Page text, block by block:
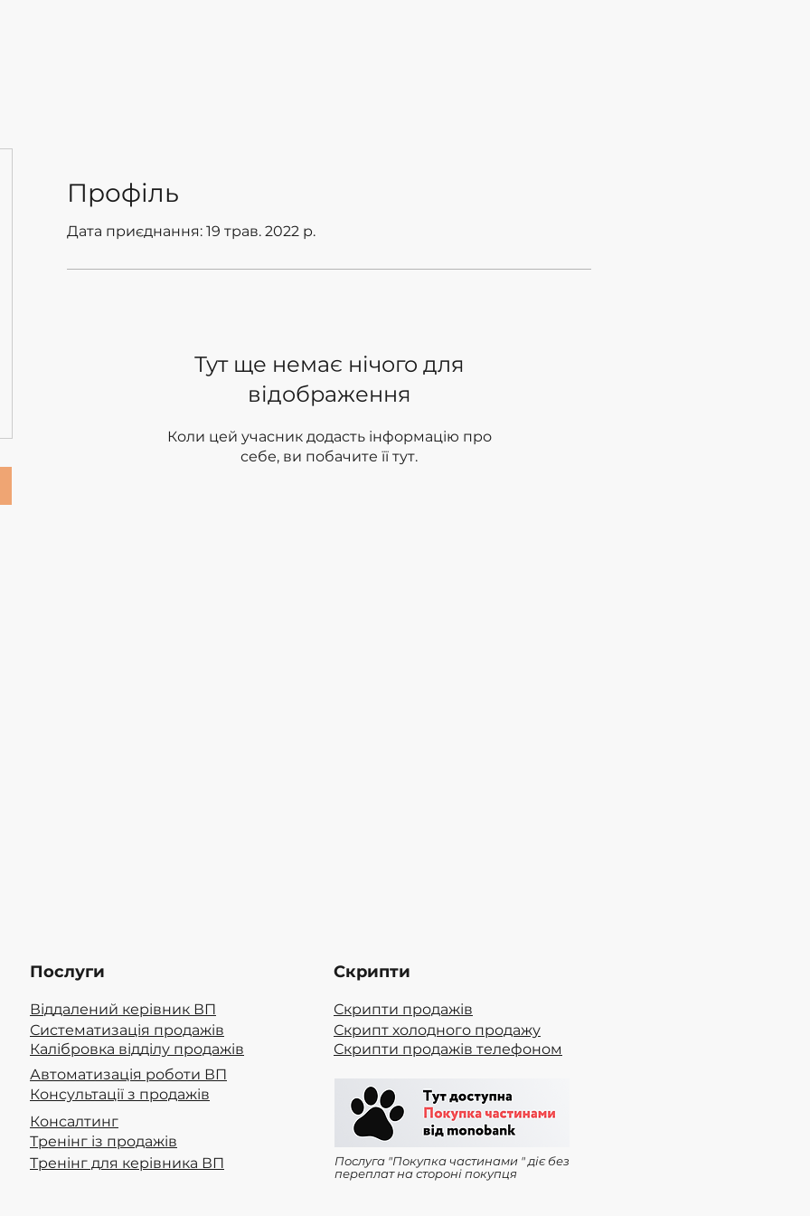
Профіль
Дата приєднання: 19 трав. 2022 р.
Тут ще немає нічого для
відображення
Коли цей учасник додасть інформацію про
себе, ви побачите її тут.
Послуги
Віддалений керівник ВП
Систематизація продажів
Калібровка відділу продажів
Автоматизація роботи ВП
Консультації з продажів
Консалтинг
Тренінг із продажів
Тренінг для керівника ВП
Скрипти
Скрипти продажів
Скрипт холодного продажу
Скрипти продажів телефоном
Послуга "Покупка частинами " діє без
переплат на стороні покупця